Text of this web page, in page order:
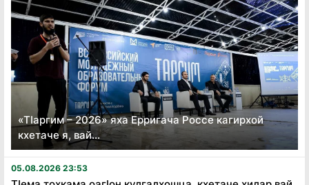
«Тӏаргим – 2026» яха Ерригача Россе кагирхой
кхетаче я, вай...
05.08.2026 23:53